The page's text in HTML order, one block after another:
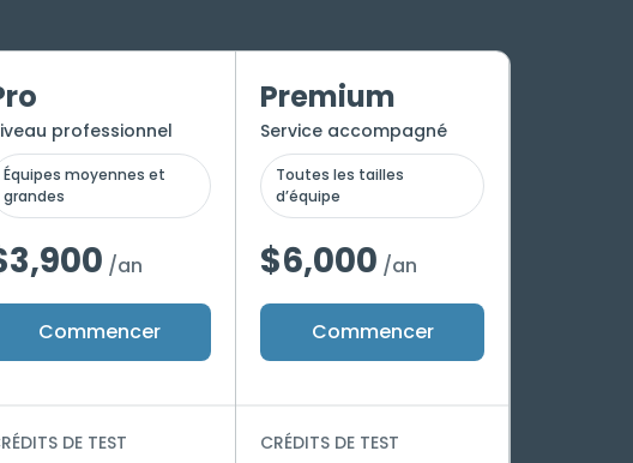
professionnel
Équipes moyennes et
grandes
/an
Commencer
DE TEST
Premium
Service accompagné
Toutes les tailles
d’équipe
$6,000 /an
Commencer
CRÉDITS DE TEST